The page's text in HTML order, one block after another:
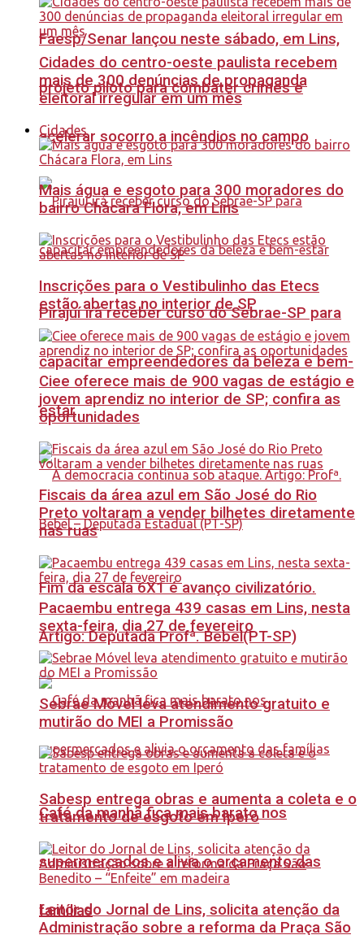
Faesp/Senar lançou neste sábado, em Lins,
projeto piloto para combater crimes e
acelerar socorro a incêndios no campo
Pirajuí irá receber curso do Sebrae-SP para
capacitar empreendedores da beleza e bem-
estar
Fim da escala 6X1 é avanço civilizatório.
Artigo: Deputada Profª. Bebel(PT-SP)
Café da manhã fica mais barato nos
supermercados e alivia o orçamento das
famílias
Cidades do centro-oeste paulista recebem
mais de 300 denúncias de propaganda
eleitoral irregular em um mês
Cidades
Mais água e esgoto para 300 moradores do
bairro Chácara Flora, em Lins
Inscrições para o Vestibulinho das Etecs
estão abertas no interior de SP
Ciee oferece mais de 900 vagas de estágio e
jovem aprendiz no interior de SP; confira as
oportunidades
Fiscais da área azul em São José do Rio
Preto voltaram a vender bilhetes diretamente
nas ruas
Pacaembu entrega 439 casas em Lins, nesta
sexta-feira, dia 27 de fevereiro
Sebrae Móvel leva atendimento gratuito e
mutirão do MEI a Promissão
Sabesp entrega obras e aumenta a coleta e o
tratamento de esgoto em Iperó
Leitor do Jornal de Lins, solicita atenção da
Administração sobre a reforma da Praça São